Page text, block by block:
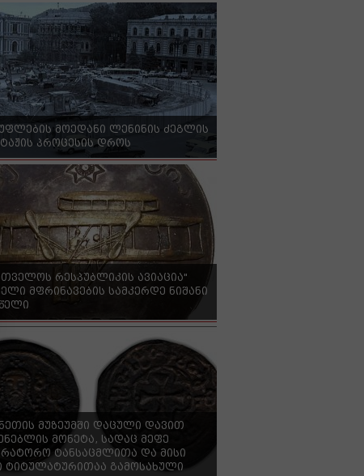
მოედანი ლენინის ძეგლის
პროცესის დროს
რესპუბლიკის ავიაცია"
მფრინავების სამკერდე ნიშანი
წელი
მუზეუმში დაცული დავით
მონეტა, სადაც მეფე
ტანსაცმლითა და მისი
ტიტულატურითაა გამოსახული